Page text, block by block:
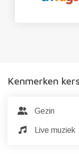
Kenmerken
Gezin
Live muziek